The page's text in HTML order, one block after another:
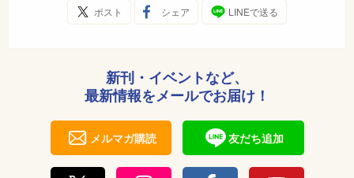
ポスト シェア LINEで送る
新刊・イベントなど、
最新情報をメールでお届け！
メルマガ購読 友だち追加